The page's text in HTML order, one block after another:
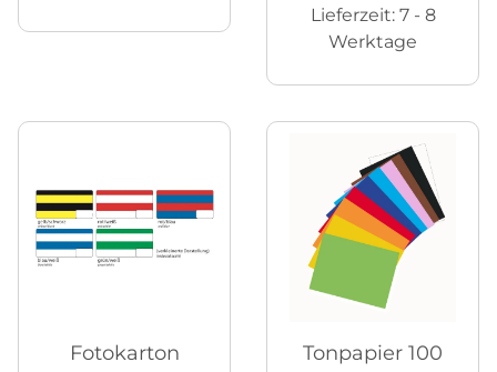
Lieferzeit: 7 - 8
Werktage
Fotokarton
Tonpapier 100